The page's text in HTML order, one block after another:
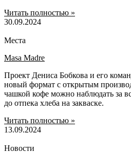
Читать полностью »
30.09.2024
Места
Masa Madre
Проект Дениса Бобкова и его
новый формат с открытым
чашкой кофе можно наблюдать за
до отпека хлеба на закваске.
Читать полностью »
13.09.2024
Новости